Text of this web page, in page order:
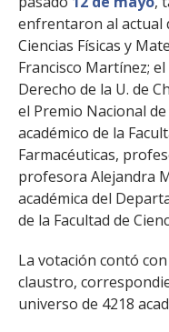
enfrentaron al actual
Ciencias Físicas y
Francisco Martínez;
Derecho de la U. de
el Premio Nacional
académico de la
Farmacéuticas,
profesora Alejandra
académica del
de la Facultad de
La votación contó
claustro,
universo de 4218